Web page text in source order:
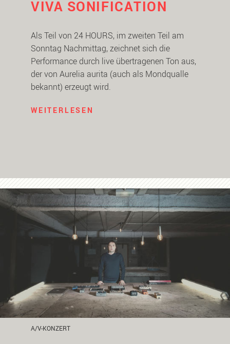
VIVA SONIFICATION
Als Teil von 24 HOURS, im zweiten Teil am
Sonntag Nachmittag, zeichnet sich die
Performance durch live übertragenen Ton aus,
der von Aurelia aurita (auch als Mondqualle
bekannt) erzeugt wird.
WEITERLESEN
A/V-KONZERT